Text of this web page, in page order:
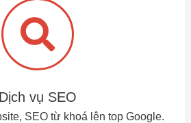
Dịch vụ SEO
SEO từ khoá lên top Google.